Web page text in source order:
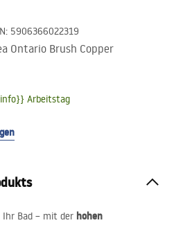
: 5906366022319
Ontario Brush Copper
Arbeitstag
Ihr Bad – mit der hohen